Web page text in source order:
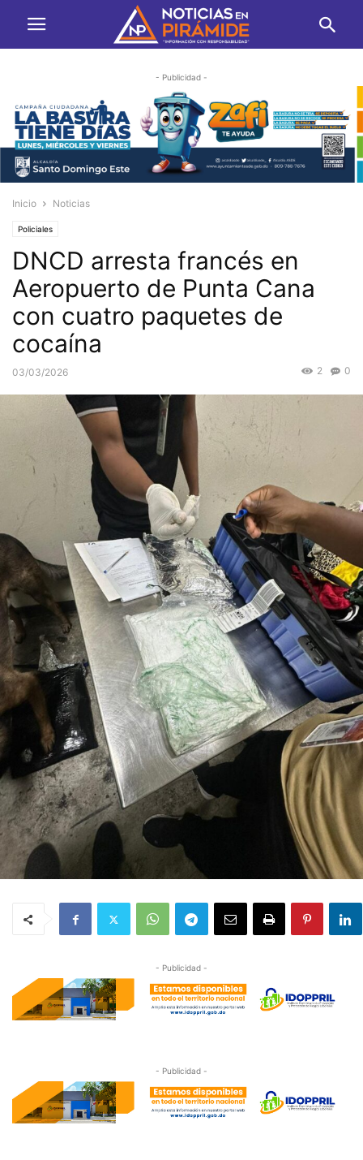
- Publicidad -
Inicio Noticias
Policiales
DNCD arresta francés en
Aeropuerto de Punta Cana
con cuatro paquetes de
cocaína
03/03/2026 0
2
- Publicidad -
- Publicidad -